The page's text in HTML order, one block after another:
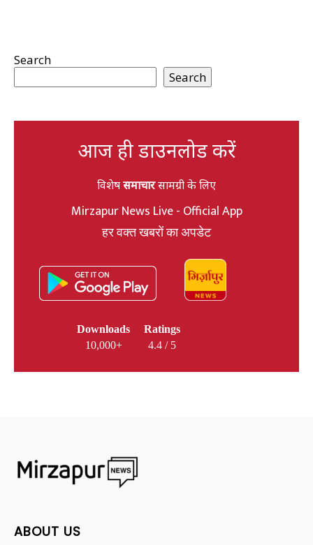
Search
Search
आज ही डाउनलोड करें
विशेषसमाचारसामग्री के लिए
Mirzapur News Live - Official App
हर वक्त खबरों का अपडेट
Downloads
10,000+
Ratings
4.4 / 5
ABOUT US